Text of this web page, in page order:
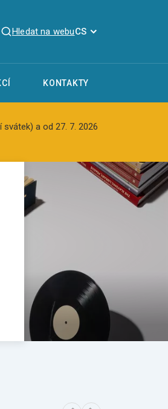
Hledat na webuCS
KONTAKTY
a od 27. 7. 2026